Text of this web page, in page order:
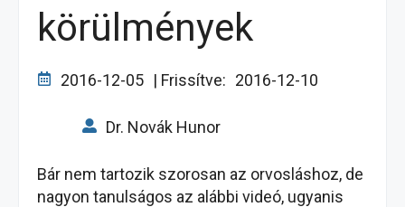
körülmények
2016-12-05 | Frissítve: 2016-12-10
Dr. Novák Hunor
Bár nem tartozik szorosan az orvosláshoz, de
nagyon tanulságos az alábbi videó, ugyanis